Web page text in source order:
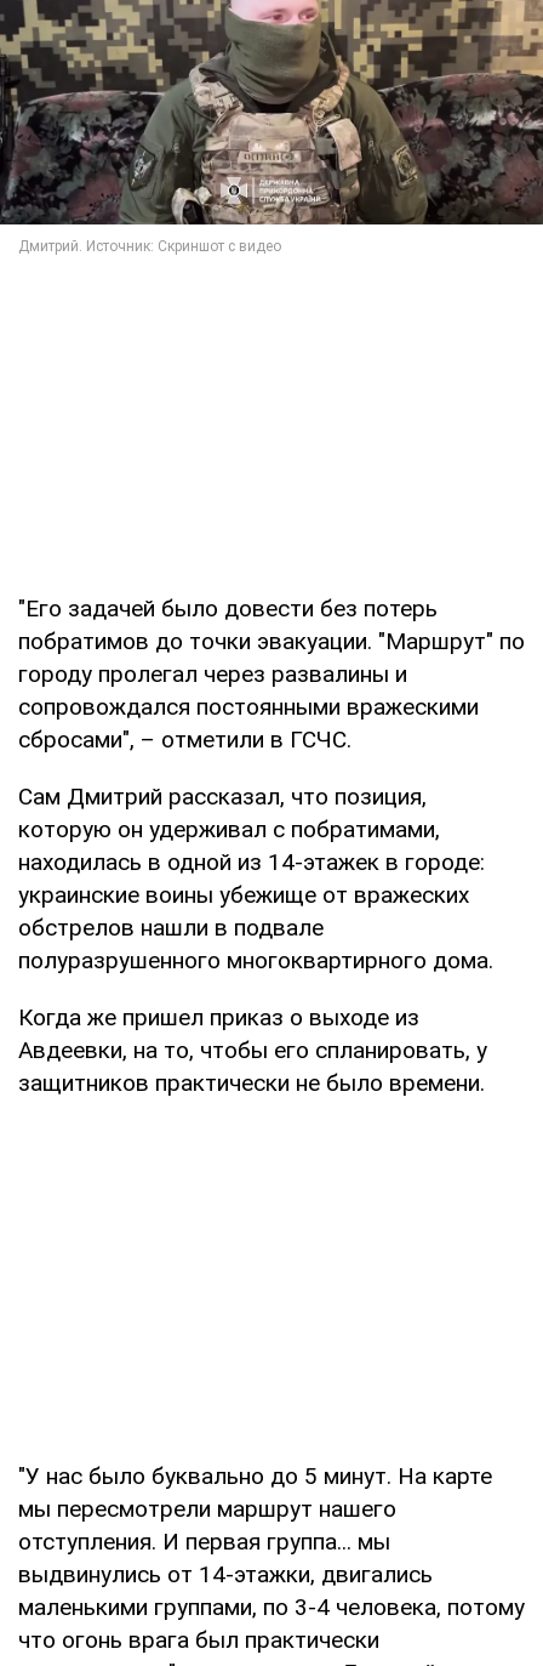
"Его задачей было довести без потерь
побратимов до точки эвакуации. "Маршрут" по
городу пролегал через развалины и
сопровождался постоянными вражескими
сбросами", – отметили в ГСЧС.
Сам Дмитрий рассказал, что позиция,
которую он удерживал с побратимами,
находилась в одной из 14-этажек в городе:
украинские воины убежище от вражеских
обстрелов нашли в подвале
полуразрушенного многоквартирного дома.
Когда же пришел приказ о выходе из
Авдеевки, на то, чтобы его спланировать, у
защитников практически не было времени.
"У нас было буквально до 5 минут. На карте
мы пересмотрели маршрут нашего
отступления. И первая группа... мы
выдвинулись от 14-этажки, двигались
маленькими группами, по 3-4 человека, потому
что огонь врага был практически